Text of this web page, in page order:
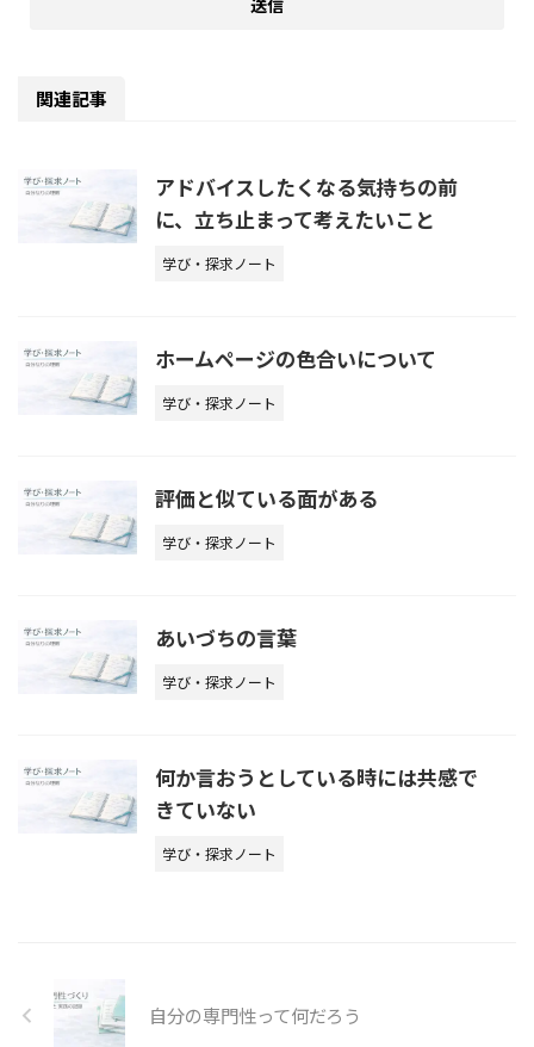
関連記事
アドバイスしたくなる気持ちの前
に、立ち止まって考えたいこと
学び・探求ノート
ホームページの色合いについて
学び・探求ノート
評価と似ている面がある
学び・探求ノート
あいづちの言葉
学び・探求ノート
何か言おうとしている時には共感で
きていない
学び・探求ノート
自分の専門性って何だろう